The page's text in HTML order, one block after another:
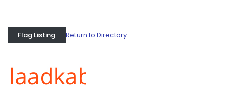
Flag Listing Return to Directory